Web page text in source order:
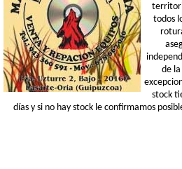
todos
de
stock
días y si no hay stock le confirmamos